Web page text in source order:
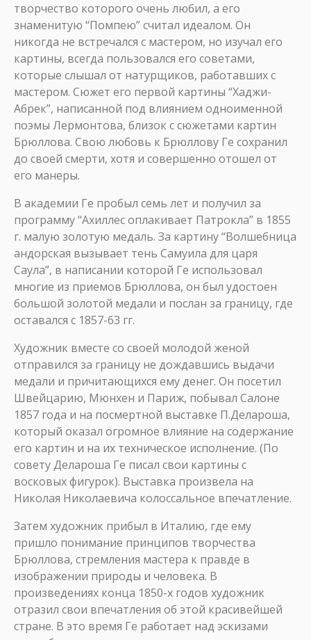
творчество которого очень любил, а его
знаменитую “Помпею” считал идеалом. Он
никогда не встречался с мастером, но изучал его
картины, всегда пользовался его советами,
которые слышал от натурщиков, работавших с
мастером. Сюжет его первой картины “Хаджи-
Абрек”, написанной под влиянием одноименной
поэмы Лермонтова, близок с сюжетами картин
Брюллова. Свою любовь к Брюллову Ге сохранил
до своей смерти, хотя и совершенно отошел от
его манеры.
В академии Ге пробыл семь лет и получил за
программу “Ахиллес оплакивает Патрокла” в 1855
г. малую золотую медаль. За картину “Волшебница
андорская вызывает тень Самуила для царя
Саула”, в написании которой Ге использовал
многие из приемов Брюллова, он был удостоен
большой золотой медали и послан за границу, где
оставался с 1857-63 гг.
Художник вместе со своей молодой женой
отправился за границу не дождавшись выдачи
медали и причитающихся ему денег. Он посетил
Швейцарию, Мюнхен и Париж, побывал Салоне
1857 года и на посмертной выставке П.Делароша,
который оказал огромное влияние на содержание
его картин и на их техническое исполнение. (По
совету Делароша Ге писал свои картины с
восковых фигурок). Выставка произвела на
Николая Николаевича колоссальное впечатление.
Затем художник прибыл в Италию, где ему
пришло понимание принципов творчества
Брюллова, стремления мастера к правде в
изображении природы и человека. В
произведениях конца 1850-х годов художник
отразил свои впечатления об этой красивейшей
стране. В это время Ге работает над эскизами